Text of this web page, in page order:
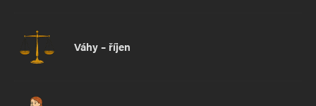
Váhy – říjen